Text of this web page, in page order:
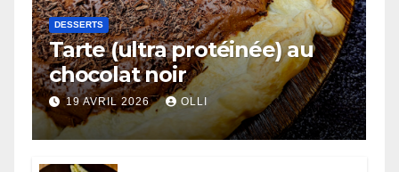
DESSERTS
Tarte (ultra protéinée) au
chocolat noir
19 AVRIL 2026 OLLI